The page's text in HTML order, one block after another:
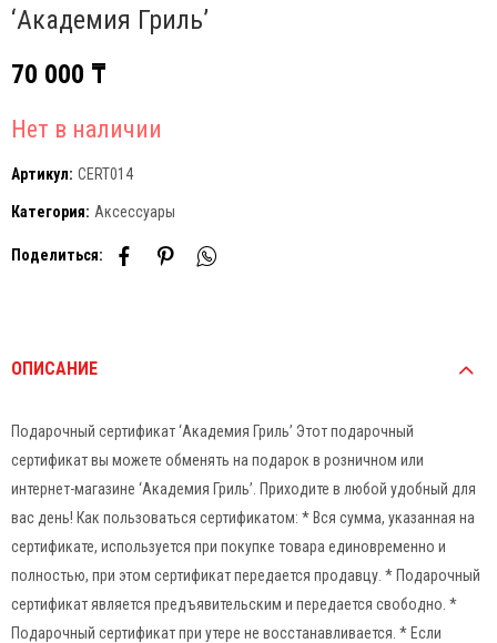
‘Академия Гриль’
70 000 ₸
Нет в наличии
Артикул: CERT014
Категория: Аксессуары
Поделиться:
ОПИСАНИЕ
Подарочный сертификат ‘Академия Гриль’ Этот подарочный
сертификат вы можете обменять на подарок в розничном или
интернет-магазине ‘Академия Гриль’. Приходите в любой удобный для
вас день! Как пользоваться сертификатом: * Вся сумма, указанная на
сертификате, используется при покупке товара единовременно и
полностью, при этом сертификат передается продавцу. * Подарочный
сертификат является предъявительским и передается свободно. *
Подарочный сертификат при утере не восстанавливается. * Если